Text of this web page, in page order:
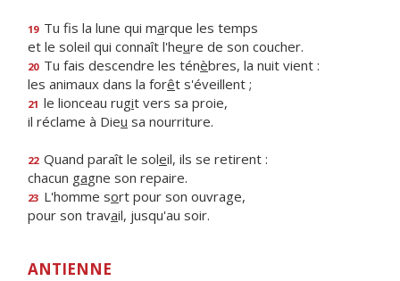
19 Tu fis la lune qui marque les temps
et le soleil qui connaît l'heure de son coucher.
20 Tu fais descendre les ténèbres, la nuit vient :
les animaux dans la forêt s'éveillent ;
21 le lionceau rugit vers sa proie,
il réclame à Dieu sa nourriture.
22 Quand paraît le soleil, ils se retirent :
chacun gagne son repaire.
23 L'homme sort pour son ouvrage,
pour son travail, jusqu'au soir.
ANTIENNE